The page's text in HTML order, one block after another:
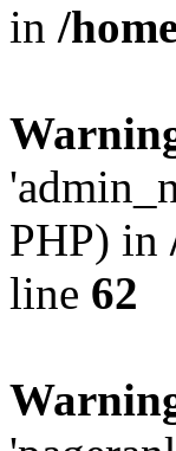
in /
PHP) in
line 62